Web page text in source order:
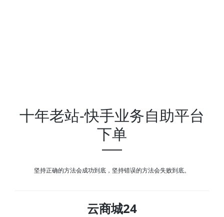
十年老站-快手业务自助平台
下单
坚持正确的方法会成功到底，坚持错误的方法会失败到底。
云商城24